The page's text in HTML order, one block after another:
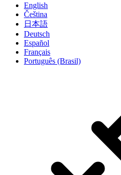
English
Čeština
日本語
Deutsch
Español
Français
Português (Brasil)